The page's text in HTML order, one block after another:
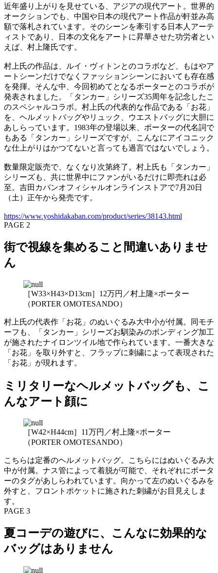
近年盛り上がりを見せている、アジアの現代アート。世界的
オークションでも、中国や日本の現代アート作品が軒並み高
額で落札されています。そのシーンを牽引する日本人アーテ
ィストであり、日本の文化をアートに昇華させた功労者とい
えば、村上隆氏です。
村上氏の作品は、ルイ・ヴィトンとのコラボなど、もはやア
ートシーンだけでなくファッションシーンにおいても存在感
を発揮。そんな中、今回初めてとなるポーターとのコラボが
発表されました。「タンカー」シリーズ35周年を記念したこ
のスペシャルコラボ。村上氏の代表的な作品である「お花」
を、ヘルメットバッグやリュック、ウエストバッグに大胆に
あしらっています。1983年の登場以来、ポーターの代名詞で
もある「タンカー」シリーズですが、こんなにアイコニック
な仕上がりはかつてないと言っても過言ではないでしょう。
数量限定販売で、なくなり次第終了。村上氏も「タンカー」
シリーズも、共に世界中にファンがいるだけに即売れは必
至。吉田カバンオフィシャルオンラインストアで7月20日
（土）正午から発売です。
https://www.yoshidakaban.com/product/series/38143.html
PAGE 2
街で視線を集めること間違いありませ
ん
［W33×H43×D13cm］12万円／村上隆×ポーター
（PORTER OMOTESANDO）
村上氏の代表作「お花」のぬいぐるみ大中小が付属。同モチ
ーフも、「タンカー」シリーズお馴染みのボンディング加工
が施されたナイロンツイル地で作られています。一番大きな
「お花」を取り外すと、フラップに刺繍によって表現された
「お花」が現れます。
ミリタリーなヘルメットバッグも、こ
んなアート顔に
［W42×H44cm］11万円／村上隆×ポーター
（PORTER OMOTESANDO）
こちらは定番のヘルメットバッグ。こちらにはぬいぐるみ大
中が付属。ナス管によって着脱が可能で、それぞれにポータ
ーのタグがあしらわれています。向かって左のぬいぐるみを
外すと、フロントポケットに施された刺繍がお目見えしま
す。
PAGE 3
夏コーデの遊びに、こんなに効果的な
バッグはありません